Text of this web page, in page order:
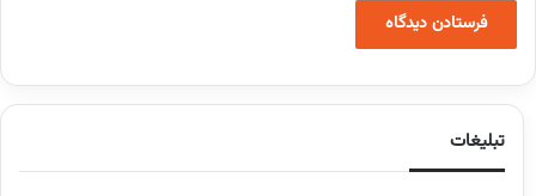
تبلیغات